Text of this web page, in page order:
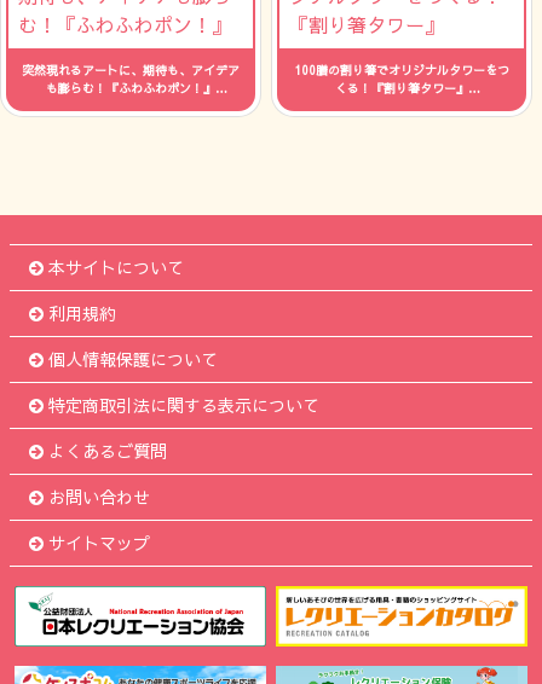
突然現れるアートに、期待も、アイデア
も膨らむ！『ふわふわポン！』
100膳の割り箸でオリジナルタワーをつ
くる！『割り箸タワー』
本サイトについて
利用規約
個人情報保護について
特定商取引法に関する表示について
よくあるご質問
お問い合わせ
サイトマップ